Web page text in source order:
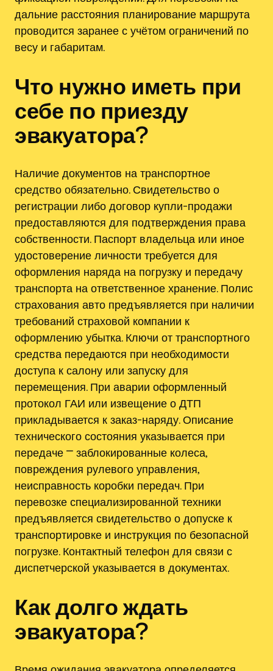
дальние расстояния планирование маршрута
проводится заранее с учётом ограничений по
весу и габаритам.
Что нужно иметь при
себе по приезду
эвакуатора?
Наличие документов на транспортное
средство обязательно. Свидетельство о
регистрации либо договор купли-продажи
предоставляются для подтверждения права
собственности. Паспорт владельца или иное
удостоверение личности требуется для
оформления наряда на погрузку и передачу
транспорта на ответственное хранение. Полис
страхования авто предъявляется при наличии
требований страховой компании к
оформлению убытка. Ключи от транспортного
средства передаются при необходимости
доступа к салону или запуску для
перемещения. При аварии оформленный
протокол ГАИ или извещение о ДТП
прикладывается к заказ-наряду. Описание
технического состояния указывается при
передаче ⎻ заблокированные колеса,
повреждения рулевого управления,
неисправность коробки передач. При
перевозке специализированной техники
предъявляется свидетельство о допуске к
транспортировке и инструкция по безопасной
погрузке. Контактный телефон для связи с
диспетчерской указывается в документах.
Как долго ждать
эвакуатора?